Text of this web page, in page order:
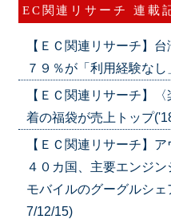
EC関連リサーチ 連載
【ＥＣ関連リサーチ】
７９％が「利用経験な
【ＥＣ関連リサーチ】
着の福袋が売上トップ
【ＥＣ関連リサーチ】
４０カ国、主要エンジ
モバイルのグーグルシ
7/12/15)